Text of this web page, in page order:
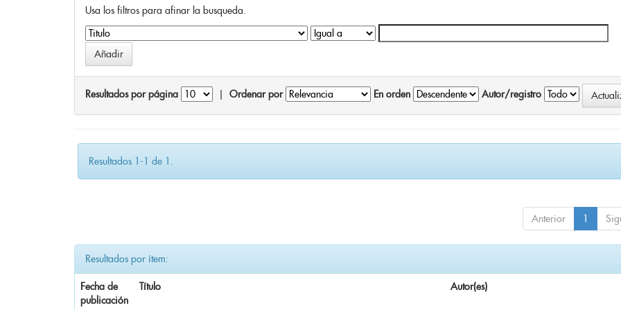
Usa los filtros para afinar la busqueda.
Resultados por página Ordenar por En orden Autor/registro
Resultados 1-1 de 1.
Anterior 1
Resultados por ítem:
Fecha de
publicación
Título Autor(es)